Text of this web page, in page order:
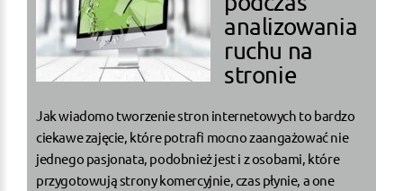
analizowania
ruchu na
stronie
Jak wiadomo tworzenie stron internetowych to bardzo
ciekawe zajęcie, które potrafi mocno zaangażować nie
jednego pasjonata, podobnież jest i z osobami, które
przygotowują strony komercyjnie, czas płynie, a one